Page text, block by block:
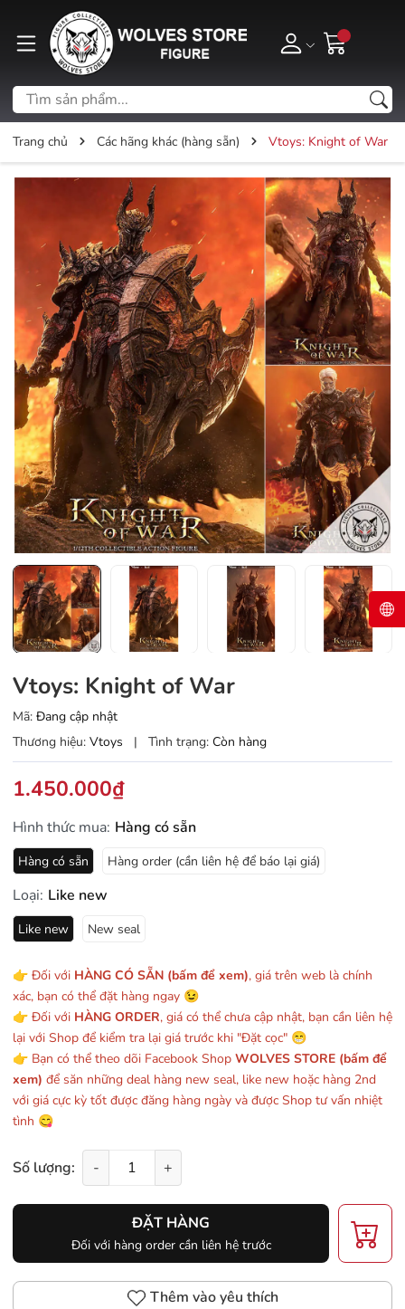
Trang chủ Các hãng khác (hàng sẵn) Vtoys: Knight of War
Vtoys: Knight of War
Mã: Đang cập nhật
Thương hiệu: Vtoys | Tình trạng: Còn hàng
1.450.000₫
Hình thức mua: Hàng có sẵn
Hàng có sẵn Hàng order (cần liên hệ để báo lại giá)
Loại: Like new
Like new New seal
👉 Đối với HÀNG CÓ SẴN (bấm để xem), giá trên web là chính
xác, bạn có thể đặt hàng ngay 😉
👉 Đối với HÀNG ORDER, giá có thể chưa cập nhật, bạn cần liên hệ
lại với Shop để kiểm tra lại giá trước khi "Đặt cọc" 😁
👉 Bạn có thể theo dõi Facebook Shop WOLVES STORE (bấm để
xem) để săn những deal hàng new seal, like new hoặc hàng 2nd
với giá cực kỳ tốt được đăng hàng ngày và được Shop tư vấn nhiệt
tình 😋
Số lượng: - +
ĐẶT HÀNG
Đối với hàng order cần liên hệ trước
Thêm vào yêu thích